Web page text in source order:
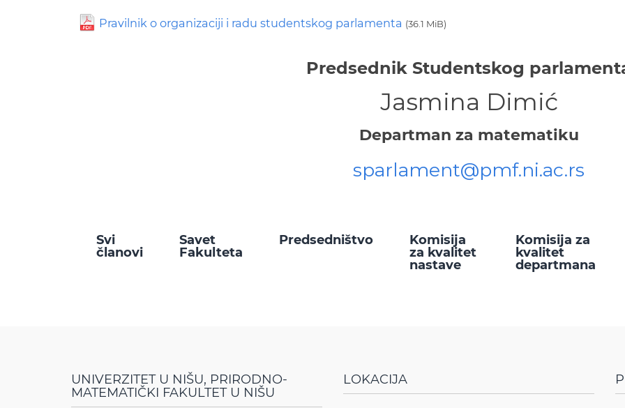
Pravilnik o organizaciji i radu studentskog parlamenta (36.1 MiB)
Predsednik Studentskog
Jasmina Dimić
Departman za matematiku
sparlament@pmf.ni.ac.rs
Svi
članovi
Savet
Fakulteta
Predsedništvo
Komisija
za kvalitet
nastave
Komisija za
kvalitet
departmana
UNIVERZITET U NIŠU, PRIRODNO-
MATEMATIČKI FAKULTET U NIŠU
LOKACIJA